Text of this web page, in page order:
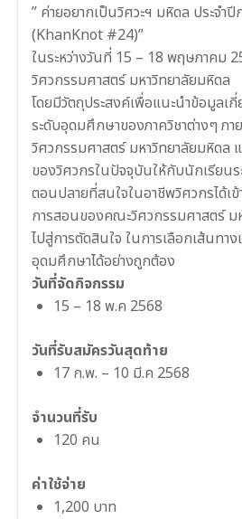
” ค่ายอยากเป็นวิศวะฯ มหิดล ประจำ
(KhanKnot #24)”
ในระหว่างวันที่ 15 – 18 พฤษภาคม
วิศวกรรมศาสตร์ มหาวิทยาลัยมหิดล
โดยมีวัตถุประสงค์เพื่อแนะนำข้อมูลเ
ระดับอุดมศึกษาของภาควิชาต่างๆ ภ
วิศวกรรมศาสตร์ มหาวิทยาลัยมหิดล
ของวิศวกรในปัจจุบันให้กับนักเรียน
ตอนปลายที่สนใจในอาชีพวิศวกรได้เข้
การสอนของคณะวิศวกรรมศาสตร์ ม
ไปสู่การตัดสินใจ ในการเลือกเส้นทา
อุดมศึกษาได้อย่างถูกต้อง
วันที่จัดกิจกรรม
15 – 18 พ.ค 2568
วันที่รับสมัครวันสุดท้าย
17 ก.พ. – 10 มี.ค 2568
จำนวนที่รับ
120 คน
ค่าใช้จ่าย
1,200 บาท